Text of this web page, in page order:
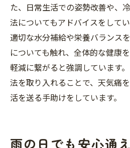
た、日常生活での姿勢改善や、
法についてもアドバイスをしてい
適切な水分補給や栄養バランス
についても触れ、全体的な健康
軽減に繋がると強調しています
法を取り入れることで、天気痛
活を送る手助けをしています。
雨の日でも安心通